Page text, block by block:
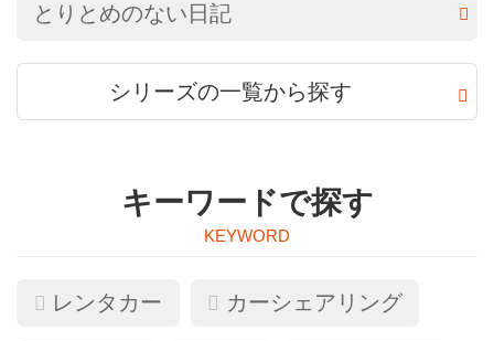
とりとめのない日記
シリーズの一覧から探す
キーワードで探す
レンタカー カーシェアリング